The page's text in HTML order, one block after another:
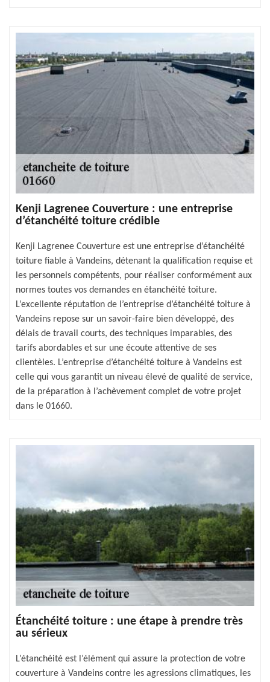
Kenji Lagrenee Couverture : une entreprise
d’étanchéité toiture crédible
Kenji Lagrenee Couverture est une entreprise d’étanchéité
toiture fiable à Vandeins, détenant la qualification requise et
les personnels compétents, pour réaliser conformément aux
normes toutes vos demandes en étanchéité toiture.
L’excellente réputation de l’entreprise d’étanchéité toiture à
Vandeins repose sur un savoir-faire bien développé, des
délais de travail courts, des techniques imparables, des
tarifs abordables et sur une écoute attentive de ses
clientèles. L’entreprise d’étanchéité toiture à Vandeins est
celle qui vous garantit un niveau élevé de qualité de service,
de la préparation à l’achèvement complet de votre projet
dans le 01660.
Étanchéité toiture : une étape à prendre très
au sérieux
L’étanchéité est l’élément qui assure la protection de votre
couverture à Vandeins contre les agressions climatiques, les